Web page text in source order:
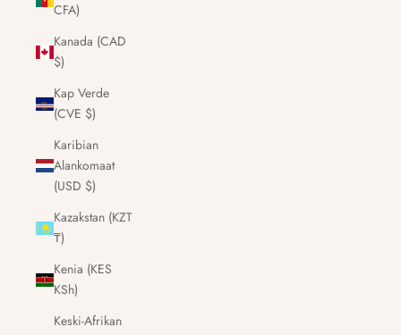
CFA)
Kanada (CAD
$)
Kap Verde
(CVE $)
Karibian
Alankomaat
(USD $)
Kazakstan (KZT
₸)
Kenia (KES
KSh)
Keski-Afrikan